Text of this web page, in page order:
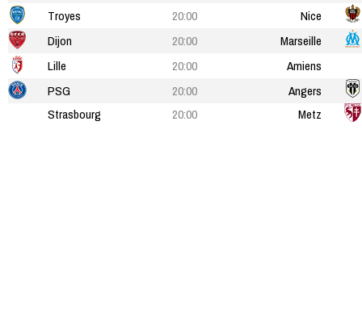
Troyes
20:00
Nice
Dijon
20:00
Marseille
Lille
20:00
Amiens
PSG
20:00
Angers
Strasbourg
20:00 Metz